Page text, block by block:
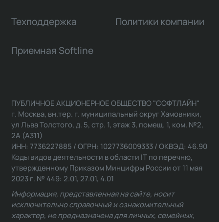
Техподдержка Политики компании
Приемная Softline
ПУБЛИЧНОЕ АКЦИОНЕРНОЕ ОБЩЕСТВО "СОФТЛАЙН"
г. Москва, вн.тер. г. муниципальный округ Хамовники,
ул Льва Толстого, д. 5, стр. 1, этаж 3, помещ. 1, ком. №2,
2А (А311)
ИНН: 7736227885 / ОГРН: 1027736009333 / ОКВЭД: 46.90
Коды видов деятельности в области IT по перечню,
утвержденному Приказом Минцифры России от 11 мая
2023 г. № 449: 2.01, 27.01, 4.01
Информация, представленная на сайте, носит
исключительно справочный и ознакомительный
характер, не предназначена для личных, семейных,